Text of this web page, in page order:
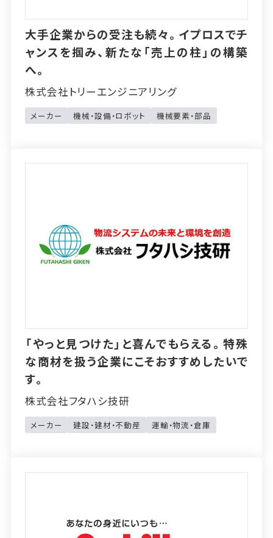
大手企業からの受注も続々。イプロスでチ
ャンスを掴み、新たな「売上の柱」の構築
へ。
株式会社トリーエンジニアリング
メーカー 機械・設備・ロボット 機械要素・部品
「やっと見つけた」と喜んでもらえる。特殊
な商材を扱う企業にこそおすすめしたいで
す。
株式会社フタハシ技研
メーカー 建設・建材・不動産 運輸・物流・倉庫